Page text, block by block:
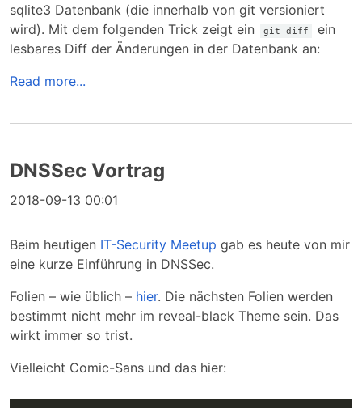
sqlite3 Datenbank (die innerhalb von git versioniert
wird). Mit dem folgenden Trick zeigt ein
git diff
ein
lesbares Diff der Änderungen in der Datenbank an:
Read more...
DNSSec Vortrag
2018-09-13 00:01
Beim heutigen IT-Security Meetup gab es heute von mir
eine kurze Einführung in DNSSec.
Folien – wie üblich – hier. Die nächsten Folien werden
bestimmt nicht mehr im reveal-black Theme sein. Das
wirkt immer so trist.
Vielleicht Comic-Sans und das hier: